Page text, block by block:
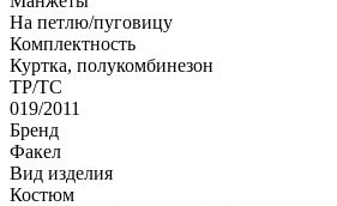
На петлю/пуговицу
Комплектность
Куртка, полукомбинезон
ТР/ТС
019/2011
Бренд
Факел
Вид изделия
Костюм